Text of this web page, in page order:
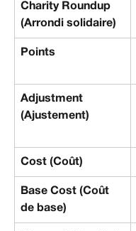
Charity Roundup
(Arrondi solidaire)
Points
Adjustment
(Ajustement)
Cost (Coût)
Base Cost (Coût
de base)